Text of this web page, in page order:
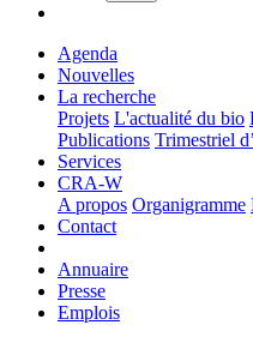
Agenda
Nouvelles
La recherche
Projets L'actualité du bio
Publications Trimestriel
Services
CRA-W
A propos Organigramme
Contact
Annuaire
Presse
Emplois